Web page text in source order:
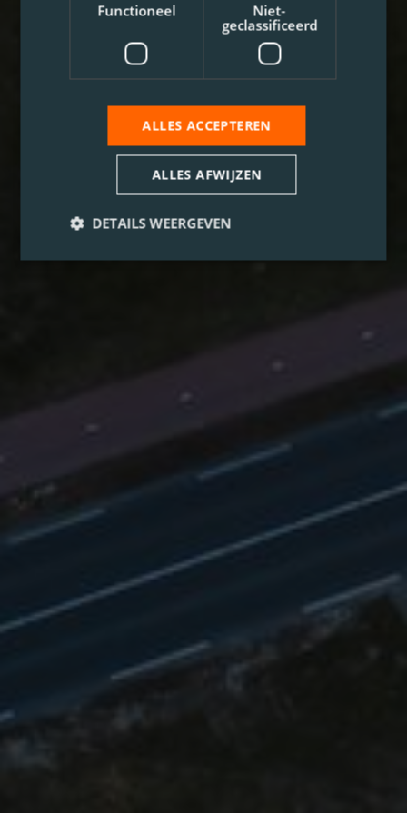
Functioneel
Niet-
geclassificeerd
ALLES ACCEPTEREN
ALLES AFWIJZEN
DETAILS WEERGEVEN